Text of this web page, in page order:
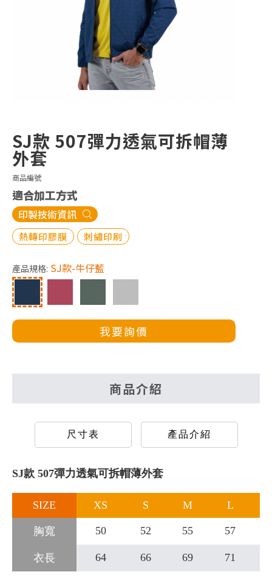
SJ款 507彈力透氣可拆帽薄
外套
商品編號
適合加工方式
印製技術資訊
熱轉印膠膜 刺繡印刷
產品規格: SJ款-牛仔藍
我要詢價
商品介紹
尺寸表 產品介紹
SJ款 507彈力透氣可拆帽薄外套
SIZE XS S M L
胸寬 50 52 55 57
衣長 64 66 69 71